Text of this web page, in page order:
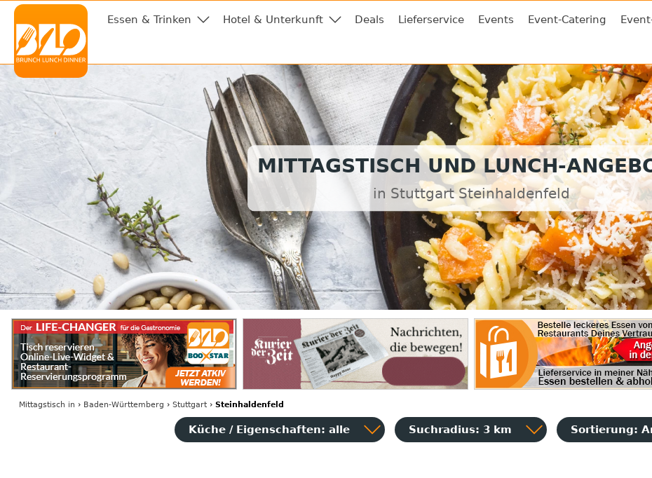
Essen & Trinken Hotel & Unterkunft Deals Lieferservice Events Event-Catering
MITTAGSTISCH UND LUNCH-
in Stuttgart Steinhaldenfeld
Mittagstisch in › Baden-Württemberg › Stuttgart› Steinhaldenfeld
Küche / Eigenschaften: alle Suchradius: 3 km Sortierung: